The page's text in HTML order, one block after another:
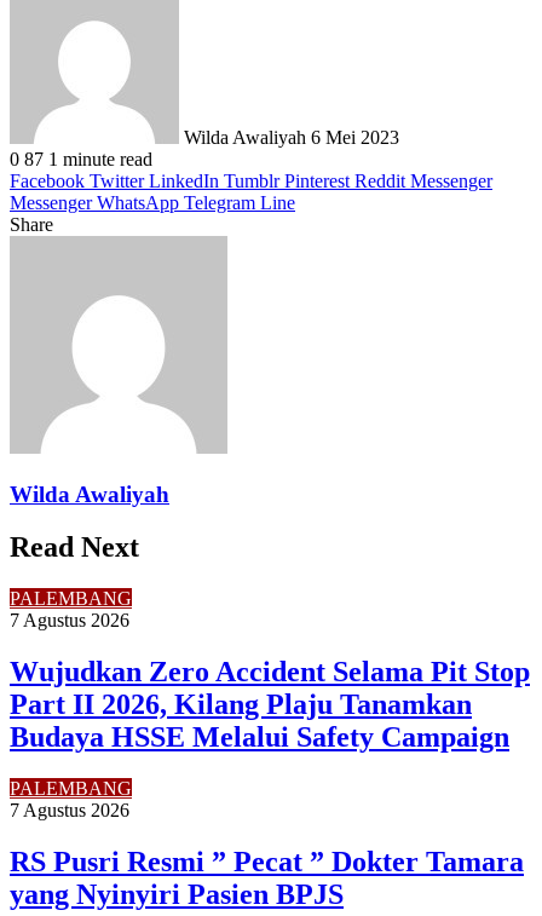
Wilda Awaliyah 6 Mei 2023
0 87 1 minute read
Facebook Twitter LinkedIn Tumblr Pinterest Reddit Messenger
Messenger WhatsApp Telegram Line
Share
Wilda Awaliyah
Read Next
PALEMBANG
7 Agustus 2026
Wujudkan Zero Accident Selama Pit Stop
Part II 2026, Kilang Plaju Tanamkan
Budaya HSSE Melalui Safety Campaign
PALEMBANG
7 Agustus 2026
RS Pusri Resmi ” Pecat ” Dokter Tamara
yang Nyinyiri Pasien BPJS